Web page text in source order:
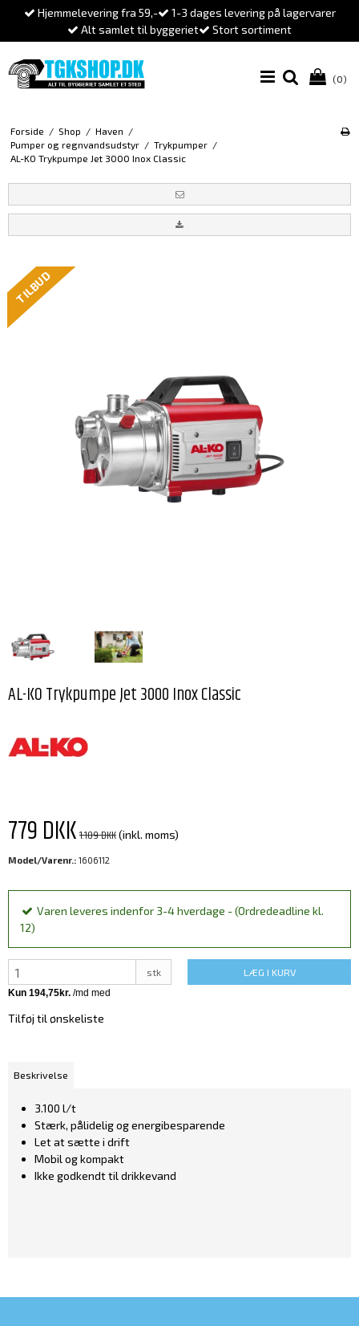
Hjemmelevering fra 59,-
1-3 dages levering på lagervarer
Alt samlet til byggeriet
Stort sortiment
(0)
Forside / Shop / Haven /
Pumper og regnvandsudstyr / Trykpumper /
AL-KO Trykpumpe Jet 3000 Inox Classic
TILBUD
AL-KO Trykpumpe Jet 3000 Inox Classic
779 DKK1.109 DKK(inkl. moms)
Model/Varenr.: 1606112
Varen leveres indenfor 3-4 hverdage - (Ordredeadline kl.
12)
stk LÆG I KURV
Tilføj til ønskeliste
Beskrivelse
3.100 l/t
Stærk, pålidelig og energibesparende
Let at sætte i drift
Mobil og kompakt
Ikke godkendt til drikkevand